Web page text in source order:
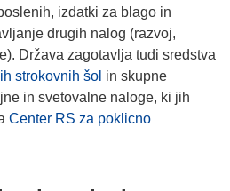
izdatki za blago in
drugih nalog (razvoj,
Država zagotavlja tudi sredstva
strokovnih šol in skupne
in svetovalne naloge, ki jih
Center RS za poklicno